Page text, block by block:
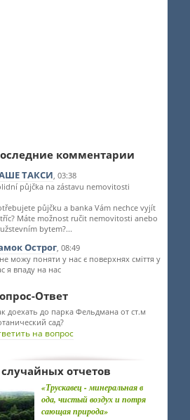
комментарии
ТАКСИ, 03:38
půjčka na zástavu nemovitosti
půjčku a banka Vám nechce vyjít
Máte možnost ručit nemovitosti anebo
bytem?...
Острог, 08:49
можу поняти у нас є поверхнях сміття у
я впаду на нас
Ответ
доехать до парка Фельдмана от ст.м
сад?
на вопрос
отчетов
«Трускавец - минеральная в
ода, чистый воздух и потря
сающая природа»